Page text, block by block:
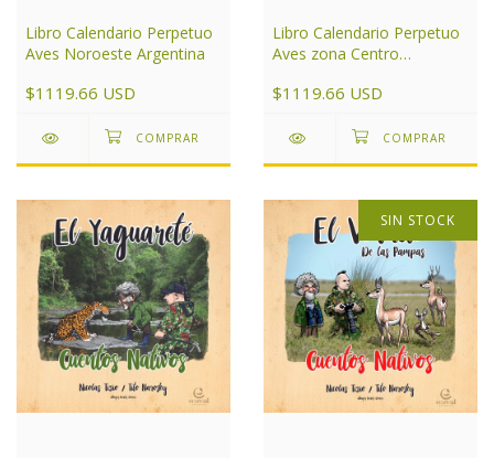
Libro Calendario Perpetuo
Aves Noroeste Argentina
$1119.66 USD
Libro Calendario Perpetuo
Aves zona Centro
$1119.66 USD
SIN STOCK